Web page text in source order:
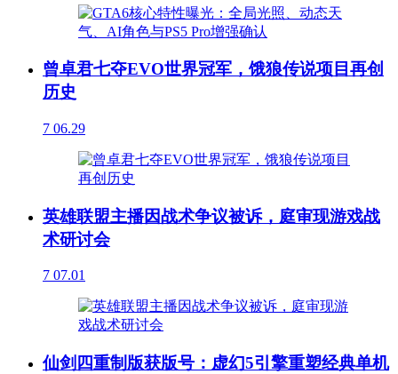
曾卓君七夺EVO世界冠军，饿狼传说项目再创
历史
7 06.29
英雄联盟主播因战术争议被诉，庭审现游戏战
术研讨会
7 07.01
仙剑四重制版获版号：虚幻5引擎重塑经典单机